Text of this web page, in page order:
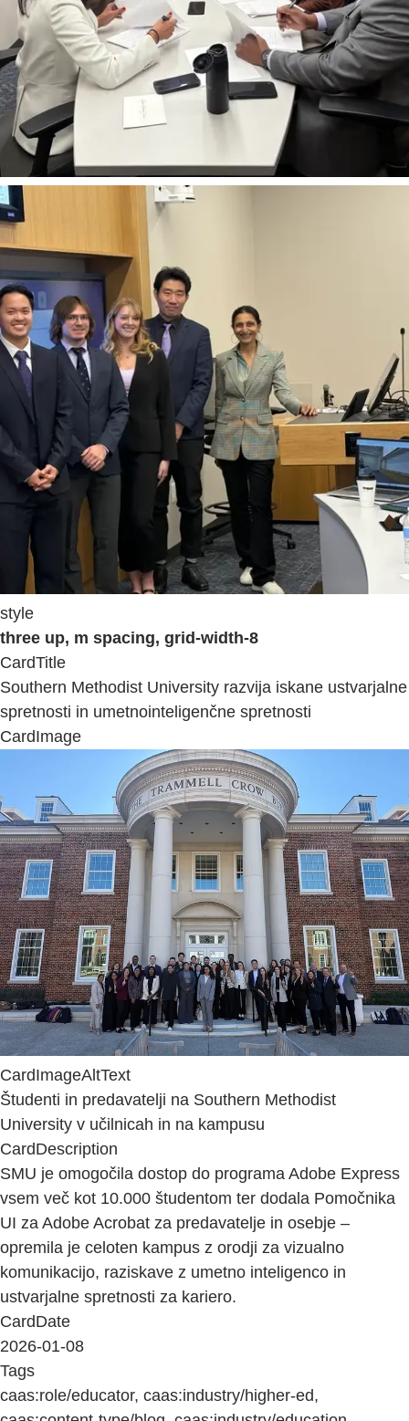
style
three up, m spacing, grid-width-8
CardTitle
Southern Methodist University razvija iskane ustvarjalne
spretnosti in umetnointeligenčne spretnosti
CardImage
CardImageAltText
Študenti in predavatelji na Southern Methodist
University v učilnicah in na kampusu
CardDescription
SMU je omogočila dostop do programa Adobe Express
vsem več kot 10.000 študentom ter dodala Pomočnika
UI za Adobe Acrobat za predavatelje in osebje –
opremila je celoten kampus z orodji za vizualno
komunikacijo, raziskave z umetno inteligenco in
ustvarjalne spretnosti za kariero.
CardDate
2026-01-08
Tags
caas:role/educator, caas:industry/higher-ed,